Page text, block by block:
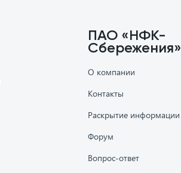
ПАО «НФК-
Сбережения»
О компании
Контакты
Раскрытие информации
Форум
Вопрос-ответ